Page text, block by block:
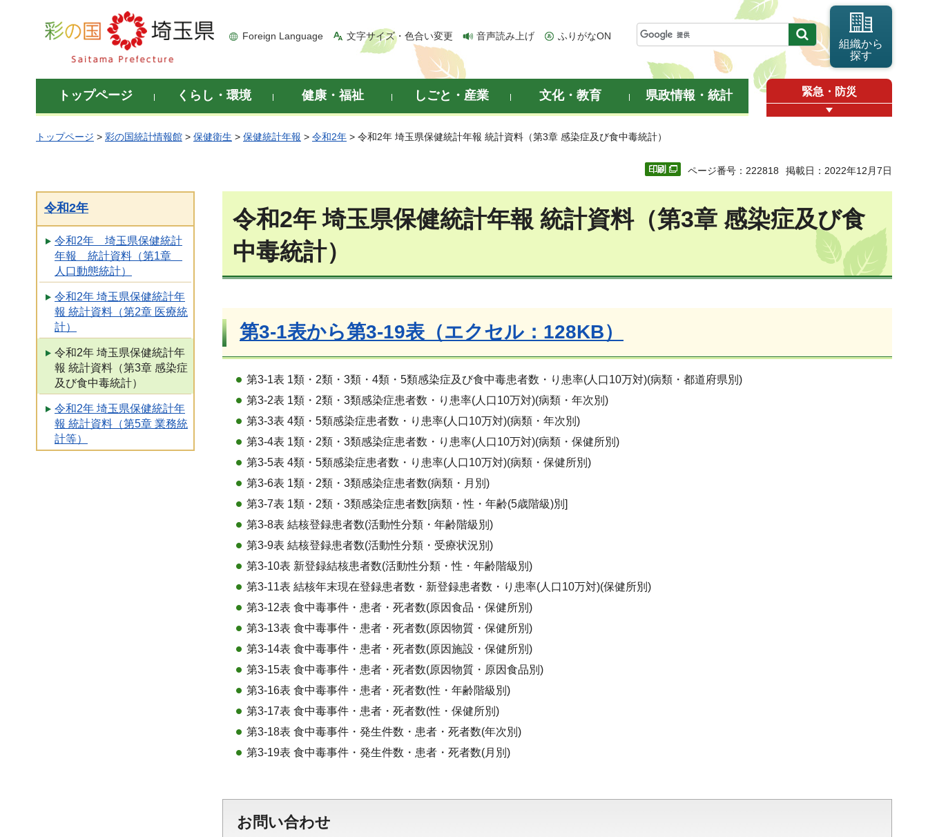
彩の国 埼玉県
Foreign Language 文字サイズ・色合い変更 音声読み上げ ふりがなON
組織から
探す
トップページ くらし・環境 健康・福祉 しごと・産業 文化・教育 県政情報・統計 緊急・防災
トップページ > 彩の国統計情報館 > 保健衛生 > 保健統計年報 > 令和2年 > 令和2年 埼玉県保健統計年報 統計資料（第3章 感染症及び食中毒統計）
ページ番号：222818 掲載日：2022年12月7日
令和2年
令和2年 埼玉県保健統計
年報 統計資料（第1章
人口動態統計）
令和2年 埼玉県保健統計年
報 統計資料（第2章 医療統
計）
令和2年 埼玉県保健統計年
報 統計資料（第3章 感染症
及び食中毒統計）
令和2年 埼玉県保健統計年
報 統計資料（第5章 業務統
計等）
令和2年 埼玉県保健統計年報 統計資料（第3章 感染症及び食
中毒統計）
第3-1表から第3-19表（エクセル：128KB）
第3-1表 1類・2類・3類・4類・5類感染症及び食中毒患者数・り患率(人口10万対)(病類・都道府県別)
第3-2表 1類・2類・3類感染症患者数・り患率(人口10万対)(病類・年次別)
第3-3表 4類・5類感染症患者数・り患率(人口10万対)(病類・年次別)
第3-4表 1類・2類・3類感染症患者数・り患率(人口10万対)(病類・保健所別)
第3-5表 4類・5類感染症患者数・り患率(人口10万対)(病類・保健所別)
第3-6表 1類・2類・3類感染症患者数(病類・月別)
第3-7表 1類・2類・3類感染症患者数[病類・性・年齢(5歳階級)別]
第3-8表 結核登録患者数(活動性分類・年齢階級別)
第3-9表 結核登録患者数(活動性分類・受療状況別)
第3-10表 新登録結核患者数(活動性分類・性・年齢階級別)
第3-11表 結核年末現在登録患者数・新登録患者数・り患率(人口10万対)(保健所別)
第3-12表 食中毒事件・患者・死者数(原因食品・保健所別)
第3-13表 食中毒事件・患者・死者数(原因物質・保健所別)
第3-14表 食中毒事件・患者・死者数(原因施設・保健所別)
第3-15表 食中毒事件・患者・死者数(原因物質・原因食品別)
第3-16表 食中毒事件・患者・死者数(性・年齢階級別)
第3-17表 食中毒事件・患者・死者数(性・保健所別)
第3-18表 食中毒事件・発生件数・患者・死者数(年次別)
第3-19表 食中毒事件・発生件数・患者・死者数(月別)
お問い合わせ